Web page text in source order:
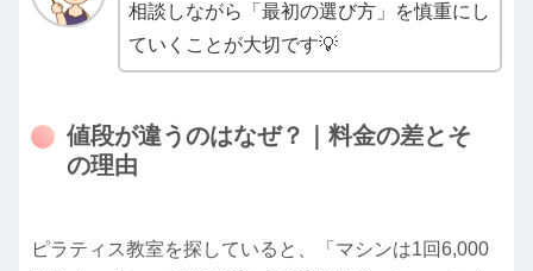
相談しながら「最初の選び方」を慎重にし
ていくことが大切です💡
値段が違うのはなぜ？｜料金の差とそ
の理由
ピラティス教室を探していると、「マシンは1回6,000